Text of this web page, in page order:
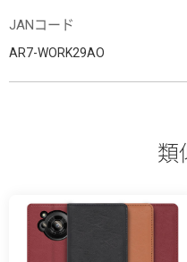
JANコード
AR7-WORK29AO
類